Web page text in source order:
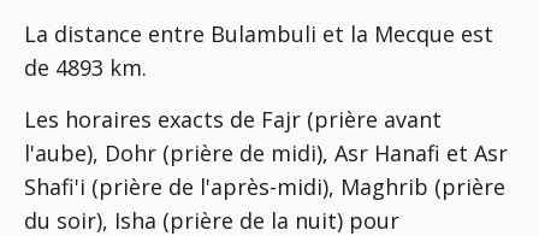
La distance entre Bulambuli et la Mecque est
de 4893 km.
Les horaires exacts de Fajr (prière avant
l'aube), Dohr (prière de midi), Asr Hanafi et Asr
Shafi'i (prière de l'après-midi), Maghrib (prière
du soir), Isha (prière de la nuit) pour